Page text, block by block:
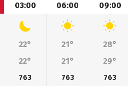
03:00 06:00 09:00
22° 21° 28°
22° 21° 29°
763 763 763